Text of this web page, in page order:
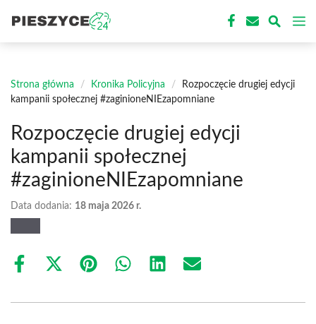
treści
Strona główna / Kronika Policyjna /
Rozpoczęcie drugiej edycji
kampanii społecznej #zaginioneNIEzapomniane
Rozpoczęcie drugiej edycji
kampanii społecznej
#zaginioneNIEzapomniane
Data dodania: 18 maja 2026 r.
Share
Share
(Twitter)
Share Share Share Share